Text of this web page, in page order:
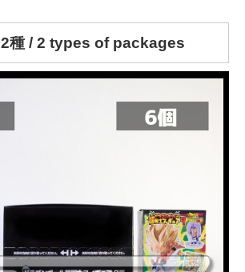
2種 / 2 types of packages